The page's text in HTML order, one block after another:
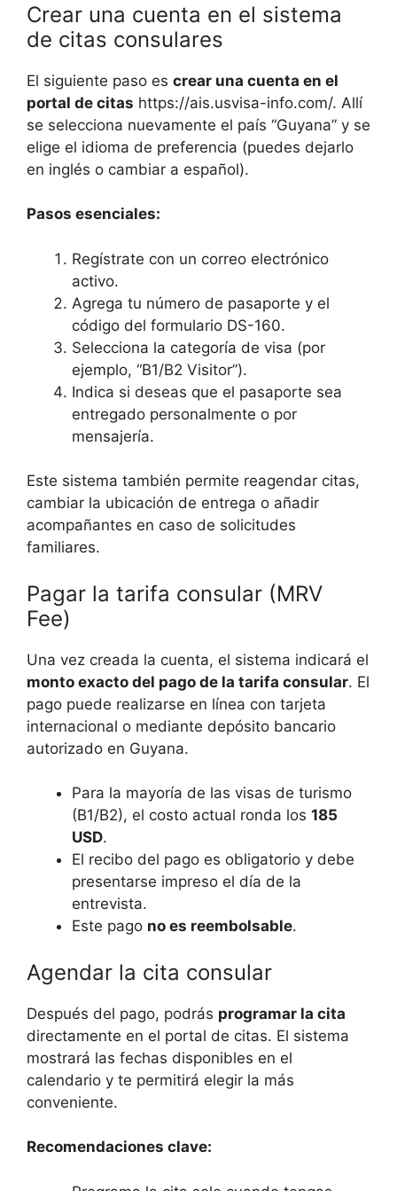
Crear una cuenta en el sistema
de citas consulares
El siguiente paso es crear una cuenta en el
portal de citas https://ais.usvisa-info.com/. Allí
se selecciona nuevamente el país “Guyana” y se
elige el idioma de preferencia (puedes dejarlo
en inglés o cambiar a español).
Pasos esenciales:
Regístrate con un correo electrónico
activo.
Agrega tu número de pasaporte y el
código del formulario DS-160.
Selecciona la categoría de visa (por
ejemplo, “B1/B2 Visitor”).
Indica si deseas que el pasaporte sea
entregado personalmente o por
mensajería.
Este sistema también permite reagendar citas,
cambiar la ubicación de entrega o añadir
acompañantes en caso de solicitudes
familiares.
Pagar la tarifa consular (MRV
Fee)
Una vez creada la cuenta, el sistema indicará el
monto exacto del pago de la tarifa consular. El
pago puede realizarse en línea con tarjeta
internacional o mediante depósito bancario
autorizado en Guyana.
Para la mayoría de las visas de turismo
(B1/B2), el costo actual ronda los 185
USD.
El recibo del pago es obligatorio y debe
presentarse impreso el día de la
entrevista.
Este pago no es reembolsable.
Agendar la cita consular
Después del pago, podrás programar la cita
directamente en el portal de citas. El sistema
mostrará las fechas disponibles en el
calendario y te permitirá elegir la más
conveniente.
Recomendaciones clave: